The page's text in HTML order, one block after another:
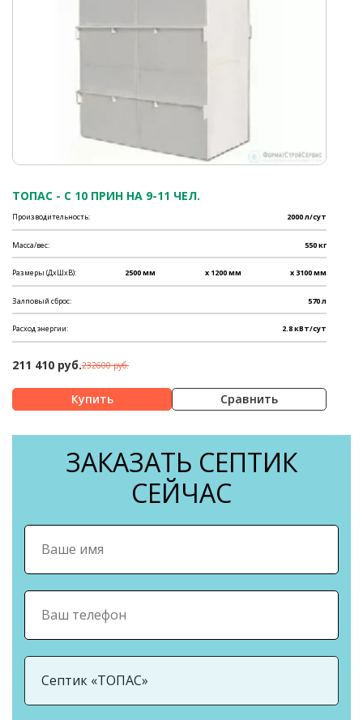
ТОПАС - C 10 ПРИН НА 9-11 ЧЕЛ.
Производительность: 2000 л/сут
Масса/вес: 550 кг
Размеры (ДхШхВ): 2500 мм x 1200 мм x 3100 мм
Залповый сброс: 570 л
Расход энергии: 2.8 кВт/сут
211 410 руб.232600 руб.
Сравнить
ЗАКАЗАТЬ СЕПТИК
СЕЙЧАС